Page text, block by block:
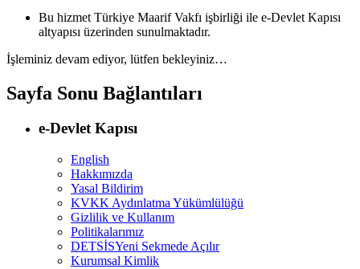
Bu hizmet Türkiye Maarif Vakfı işbirliği ile e-Devlet Kapısı
altyapısı üzerinden sunulmaktadır.
İşleminiz devam ediyor, lütfen bekleyiniz…
Sayfa Sonu Bağlantıları
e-Devlet Kapısı
English
Hakkımızda
Yasal Bildirim
KVKK Aydınlatma Yükümlülüğü
Gizlilik ve Kullanım
Politikalarımız
DETSİSYeni Sekmede Açılır
Kurumsal Kimlik